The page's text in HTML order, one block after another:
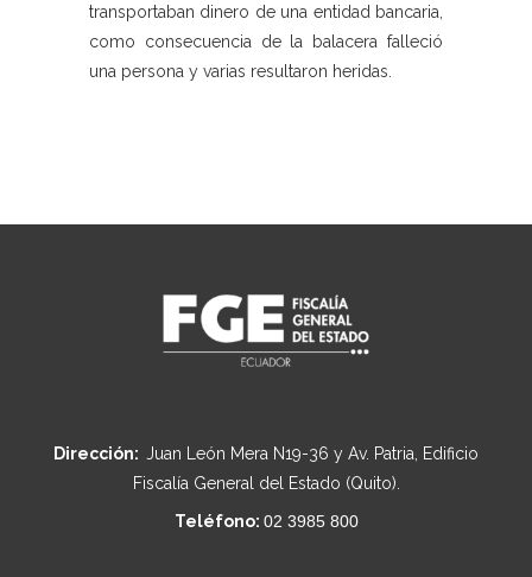
transportaban dinero de una entidad bancaria,
como consecuencia de la balacera falleció
una persona y varias resultaron heridas.
Dirección: Juan León Mera N19-36 y Av. Patria, Edificio
Fiscalía General del Estado (Quito).
Teléfono: 02 3985 800